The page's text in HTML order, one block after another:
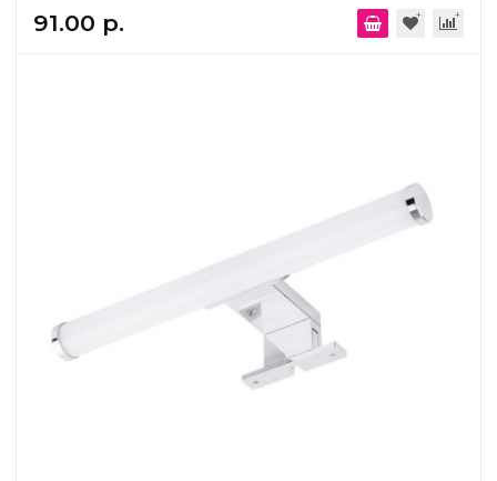
91.00 р.